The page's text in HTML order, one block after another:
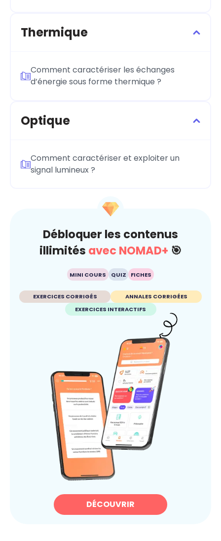
Thermique
Comment caractériser les échanges
d’énergie sous forme thermique ?
Optique
Comment caractériser et exploiter un
signal lumineux ?
Débloquer les contenus
illimités avec NOMAD+ 🎯
MINI COURS QUIZ FICHES
EXERCICES CORRIGÉS
ANNALES CORRIGÉES
EXERCICES INTERACTIFS
DÉCOUVRIR